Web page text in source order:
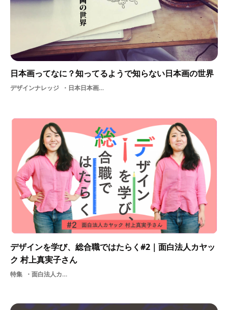
日本画ってなに？知ってるようで知らない日本画の世界
デザインナレッジ 日本日本画アナログ基礎知識画材絵絵の具アート美術絵画芸術歴史
デザインを学び、総合職ではたらく#2｜面白法人カヤッ
ク 村上真実子さん
特集 面白法人カヤック基礎知識面接説明会デザイン就活アプリケーションオタククリエイティブディレクターソーシャルゲーム